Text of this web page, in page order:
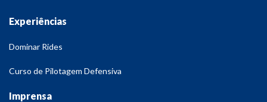
Experiências
Dominar Rides
Curso de Pilotagem Defensiva
Imprensa